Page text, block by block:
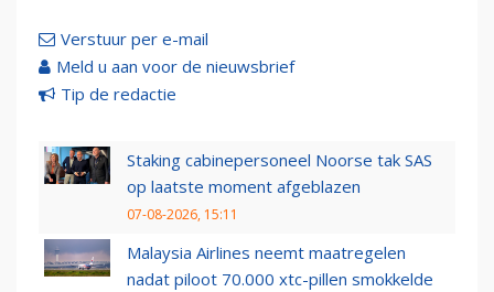
Verstuur per e-mail
Meld u aan voor de nieuwsbrief
Tip de redactie
Staking cabinepersoneel Noorse tak SAS
op laatste moment afgeblazen
07-08-2026, 15:11
Malaysia Airlines neemt maatregelen
nadat piloot 70.000 xtc-pillen smokkelde